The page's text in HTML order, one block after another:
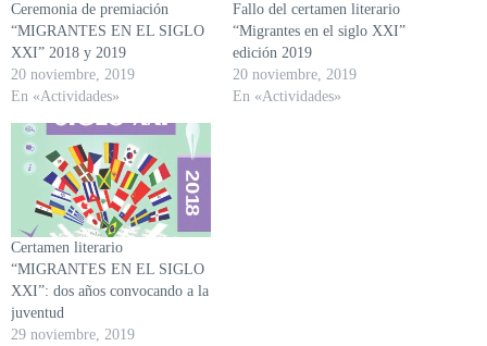
Ceremonia de premiación
“MIGRANTES EN EL SIGLO
XXI” 2018 y 2019
20 noviembre, 2019
En «Actividades»
Fallo del certamen literario
“Migrantes en el siglo XXI”
edición 2019
20 noviembre, 2019
En «Actividades»
Certamen literario
“MIGRANTES EN EL SIGLO
XXI”: dos años convocando a la
juventud
29 noviembre, 2019